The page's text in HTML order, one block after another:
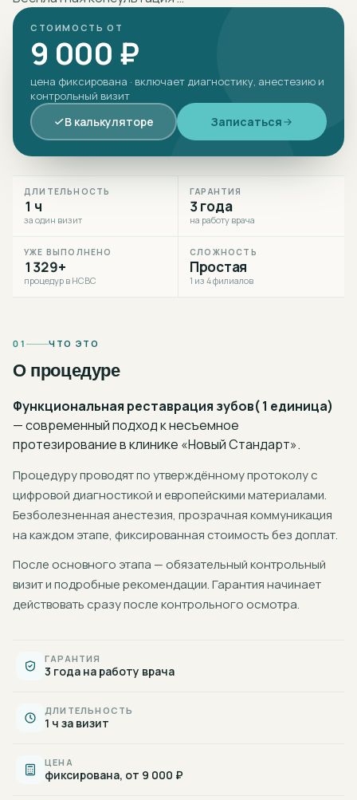
СТОИМОСТЬ ОТ
9 000 ₽
цена фиксирована · включает диагностику, анестезию и
контрольный визит
В калькуляторе Записаться
ДЛИТЕЛЬНОСТЬ
1 ч
за один визит
ГАРАНТИЯ
3 года
на работу врача
УЖЕ ВЫПОЛНЕНО
1329+
процедур в НСВС
СЛОЖНОСТЬ
Простая
1 из 4 филиалов
01 ЧТО ЭТО
О процедуре
Функциональная реставрация зубов( 1 единица)
— современный подход кнесъемное
протезированиев клинике «Новый Стандарт».
Процедуру проводят по утверждённому протоколу с
цифровой диагностикой и европейскими материалами.
Безболезненная анестезия, прозрачная коммуникация
на каждом этапе, фиксированная стоимость без доплат.
После основного этапа — обязательный контрольный
визит и подробные рекомендации. Гарантия начинает
действовать сразу после контрольного осмотра.
ГАРАНТИЯ
3 года на работу врача
ДЛИТЕЛЬНОСТЬ
1 ч за визит
ЦЕНА
фиксирована, от 9 000 ₽